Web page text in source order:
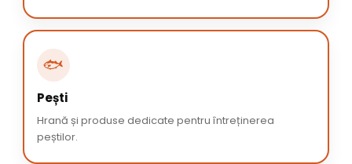
🐟
Pești
Hrană și produse dedicate pentru întreținerea
peștilor.